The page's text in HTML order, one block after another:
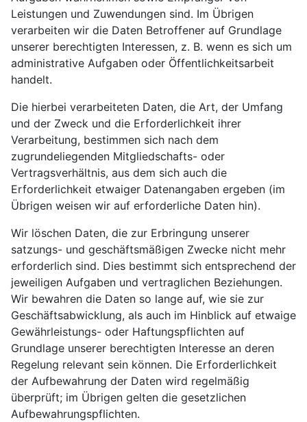
Leistungen und Zuwendungen sind. Im Übrigen
verarbeiten wir die Daten Betroffener auf Grundlage
unserer berechtigten Interessen, z. B. wenn es sich um
administrative Aufgaben oder Öffentlichkeitsarbeit
handelt.
Die hierbei verarbeiteten Daten, die Art, der Umfang
und der Zweck und die Erforderlichkeit ihrer
Verarbeitung, bestimmen sich nach dem
zugrundeliegenden Mitgliedschafts- oder
Vertragsverhältnis, aus dem sich auch die
Erforderlichkeit etwaiger Datenangaben ergeben (im
Übrigen weisen wir auf erforderliche Daten hin).
Wir löschen Daten, die zur Erbringung unserer
satzungs- und geschäftsmäßigen Zwecke nicht mehr
erforderlich sind. Dies bestimmt sich entsprechend der
jeweiligen Aufgaben und vertraglichen Beziehungen.
Wir bewahren die Daten so lange auf, wie sie zur
Geschäftsabwicklung, als auch im Hinblick auf etwaige
Gewährleistungs- oder Haftungspflichten auf
Grundlage unserer berechtigten Interesse an deren
Regelung relevant sein können. Die Erforderlichkeit
der Aufbewahrung der Daten wird regelmäßig
überprüft; im Übrigen gelten die gesetzlichen
Aufbewahrungspflichten.